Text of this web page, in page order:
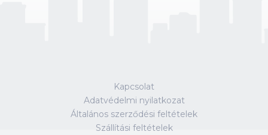
Kapcsolat
Adatvédelmi nyilatkozat
Általános szerződési feltételek
Szállítási feltételek